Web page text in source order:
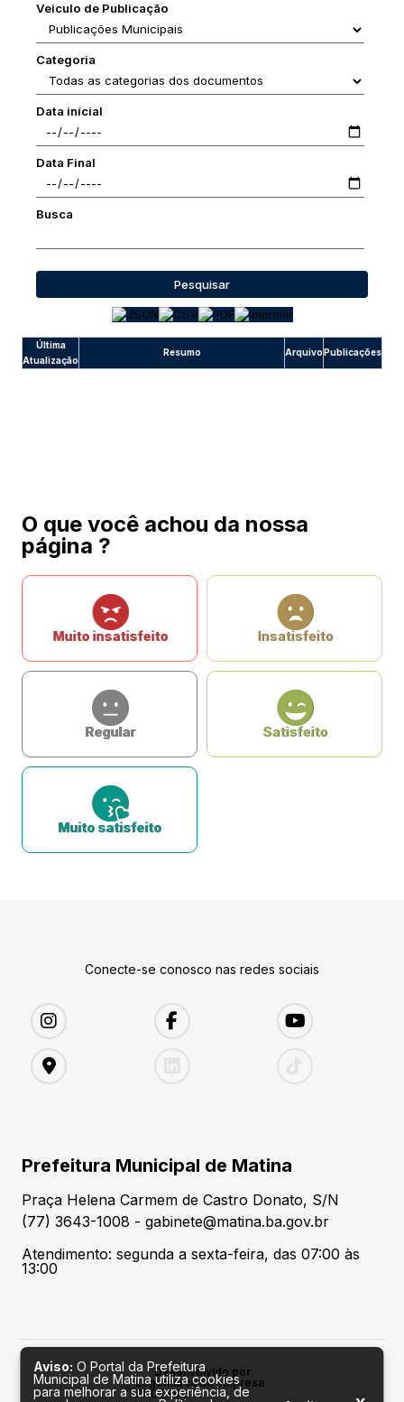
Veiculo de Publicação
Categoria
Data inícial
Data Final
Busca
Pesquisar
Última
Atualização
Resumo ArquivoPublicações
O que você achou da nossa
página ?
Muito insatisfeito Insatisfeito
Regular Satisfeito
Muito satisfeito
Conecte-se conosco nas redes sociais
Prefeitura Municipal de Matina
Praça Helena Carmem de Castro Donato, S/N
(77) 3643-1008 - gabinete@matina.ba.gov.br
Atendimento: segunda a sexta-feira, das 07:00 às
13:00
Desenvolvido por
Aviso: O Portal da Prefeitura
Municipal de Matina utiliza cookies
para melhorar a sua experiência, de